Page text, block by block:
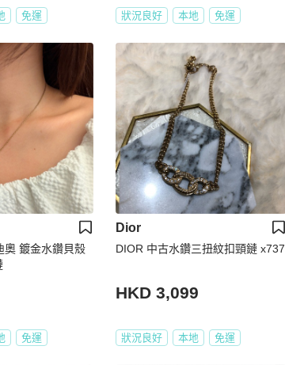
免運 狀況良好 本地 免運
奧 鍍金水鑽貝殼
免運
Dior
DIOR 中古水鑽三扭紋扣頸鏈 x737
HKD 3,099
狀況良好 本地 免運